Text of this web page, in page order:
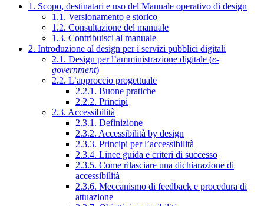
1. Scopo, destinatari e uso del Manuale operativo di design
1.1. Versionamento e storico
1.2. Consultazione del manuale
1.3. Contribuisci al manuale
2. Introduzione al design per i servizi pubblici digitali
2.1. Design per l’amministrazione digitale (e-
government)
2.2. L’approccio progettuale
2.2.1. Buone pratiche
2.2.2. Principi
2.3. Accessibilità
2.3.1. Definizione
2.3.2. Accessibilità by design
2.3.3. Principi per l’accessibilità
2.3.4. Linee guida e criteri di successo
2.3.5. Come rilasciare una dichiarazione di
accessibilità
2.3.6. Meccanismo di feedback e procedura di
attuazione